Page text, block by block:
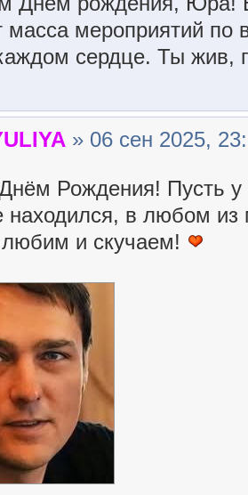
масса мероприятий
сердце. Ты жив,
» 06 сен 2025,
Рождения! Пусть у
в любом
и скучаем!